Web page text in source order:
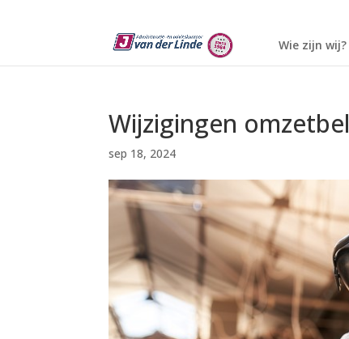
Wie zijn wij?
Wijzigingen
sep 18, 2024